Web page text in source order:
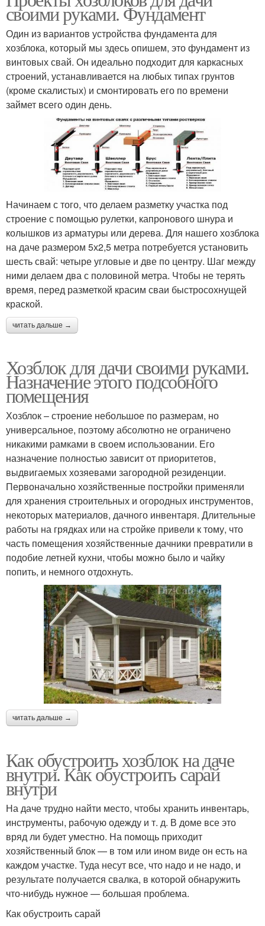
своими руками. Фундамент
Один из вариантов устройства фундамента для
хозблока, который мы здесь опишем, это фундамент из
винтовых свай. Он идеально подходит для каркасных
строений, устанавливается на любых типах грунтов
(кроме скалистых) и смонтировать его по времени
займет всего один день.
Начинаем с того, что делаем разметку участка под
строение с помощью рулетки, капронового шнура и
колышков из арматуры или дерева. Для нашего хозблока
на даче размером 5х2,5 метра потребуется установить
шесть свай: четыре угловые и две по центру. Шаг между
ними делаем два с половиной метра. Чтобы не терять
время, перед разметкой красим сваи быстросохнущей
краской.
читать дальше →
Хозблок для дачи своими руками.
Назначение этого подсобного
помещения
Хозблок – строение небольшое по размерам, но
универсальное, поэтому абсолютно не ограничено
никакими рамками в своем использовании. Его
назначение полностью зависит от приоритетов,
выдвигаемых хозяевами загородной резиденции.
Первоначально хозяйственные постройки применяли
для хранения строительных и огородных инструментов,
некоторых материалов, дачного инвентаря. Длительные
работы на грядках или на стройке привели к тому, что
часть помещения хозяйственные дачники превратили в
подобие летней кухни, чтобы можно было и чайку
попить, и немного отдохнуть.
читать дальше →
Как обустроить хозблок на даче
внутри. Как обустроить сарай
внутри
На даче трудно найти место, чтобы хранить инвентарь,
инструменты, рабочую одежду и т. д. В доме все это
вряд ли будет уместно. На помощь приходит
хозяйственный блок — в том или ином виде он есть на
каждом участке. Туда несут все, что надо и не надо, и
результате получается свалка, в которой обнаружить
что-нибудь нужное — большая проблема.
Как обустроить сарай